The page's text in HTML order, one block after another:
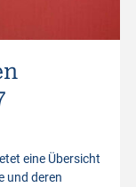
-2.51%
22:59:00
eine Übersicht
und deren